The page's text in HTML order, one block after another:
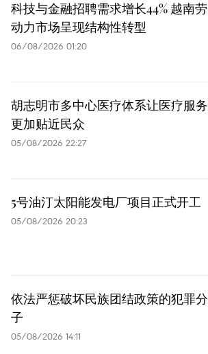
科技与金融招聘需求增长44% 越南劳
动力市场呈现结构性转型
06/08/2026 01:20
胡志明市多中心医疗体系让医疗服务
更加贴近民众
05/08/2026 22:27
5号油汀太阳能发电厂项目正式开工
05/08/2026 20:23
依法严惩破坏民族团结政策的犯罪分
子
05/08/2026 14:11